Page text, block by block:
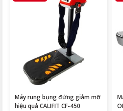
Máy rung bụng đứng giảm mỡ
hiệu quả CALIFIT CF-450